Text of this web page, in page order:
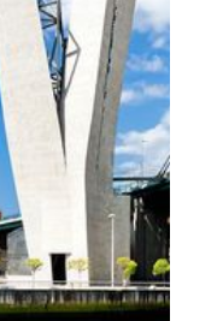
Durée
Parcours